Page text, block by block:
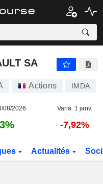
SA
Actions IMDA
08/2026 Varia. 1 janv.
-7,92%
Actualités